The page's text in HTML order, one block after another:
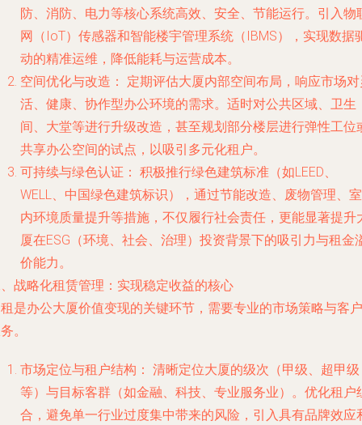
防、消防、电力等核心系统高效、安全、节能运行。引入物
网（IoT）传感器和智能楼宇管理系统（IBMS），实现数据
动的精准运维，降低能耗与运营成本。
空间优化与改造：
定期评估大厦内部空间布局，响应市场
活、健康、协作型办公环境的需求。适时对公共区域、卫生
间、大堂等进行升级改造，甚至规划部分楼层进行弹性工位
共享办公空间的试点，以吸引多元化租户。
可持续与绿色认证： 积极推行绿色建筑标准（如LEED、
WELL、中国绿色建筑标识），通过节能改造、废物管理、室
内环境质量提升等措施，不仅履行社会责任，更能显著提升
厦在ESG（环境、社会、治理）投资背景下的吸引力与租金
价能力。
战略化租赁管理：实现稳定收益的核心
是办公大厦价值变现的关键环节，需要专业的市场策略与客户
。
市场定位与租户结构： 清晰定位大厦的级次（甲级、超甲级
等）与目标客群（如金融、科技、专业服务业）。优化租户
合，避免单一行业过度集中带来的风险，引入具有品牌效应